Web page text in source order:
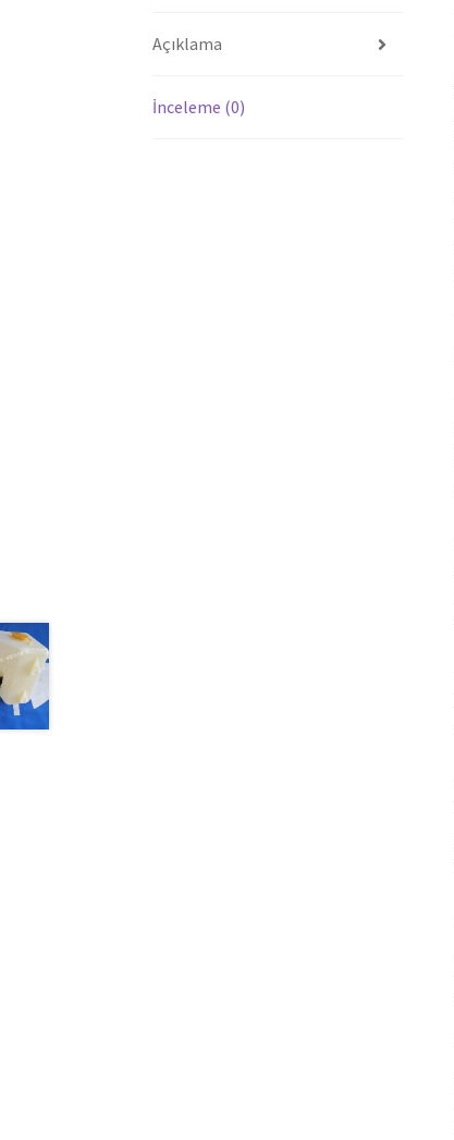
Açıklama
İnceleme (0)